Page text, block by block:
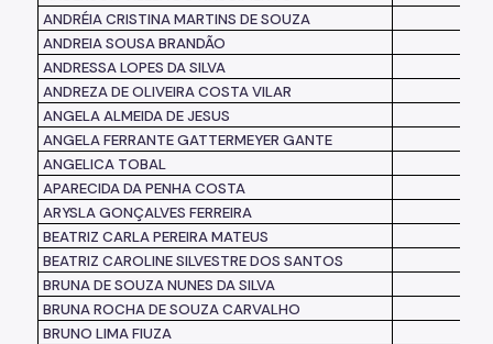
ANDRÉIA CRISTINA MARTINS DE SOUZA
ANDREIA SOUSA BRANDÃO
ANDRESSA LOPES DA SILVA
ANDREZA DE OLIVEIRA COSTA VILAR
ANGELA ALMEIDA DE JESUS
ANGELA FERRANTE GATTERMEYER GANTE
ANGELICA TOBAL
APARECIDA DA PENHA COSTA
ARYSLA GONÇALVES FERREIRA
BEATRIZ CARLA PEREIRA MATEUS
BEATRIZ CAROLINE SILVESTRE DOS SANTOS
BRUNA DE SOUZA NUNES DA SILVA
BRUNA ROCHA DE SOUZA CARVALHO
BRUNO LIMA FIUZA